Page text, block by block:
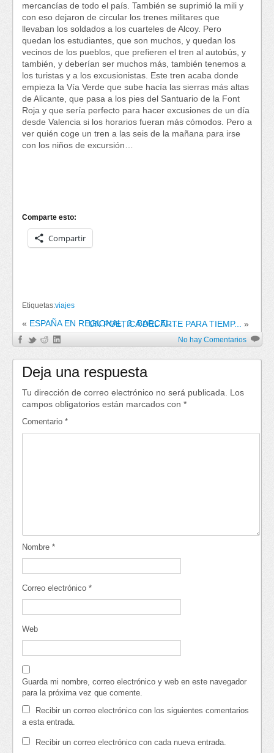
mercancías de todo el país. También se suprimió la mili y
con eso dejaron de circular los trenes militares que
llevaban los soldados a los cuarteles de Alcoy. Pero
quedan los estudiantes, que son muchos, y quedan los
vecinos de los pueblos, que prefieren el tren al autobús, y
también, y deberían ser muchos más, también tenemos a
los turistas y a los excusionistas. Este tren acaba donde
empieza la Vía Verde que sube hacía las sierras más altas
de Alicante, que pasa a los pies del Santuario de la Font
Roja y que sería perfecto para hacer excusiones de un día
desde Valencia si los horarios fueran más cómodos. Pero a
ver quién coge un tren a las seis de la mañana para irse
con los niños de excursión…
Comparte esto:
Compartir
Etiquetas:viajes
« ESPAÑA EN REGIONAL, 3. BARCEL...
UN POETICA DEL ARTE PARA TIEMP... »
No hay Comentarios
Deja una respuesta
Tu dirección de correo electrónico no será publicada.
Los
campos obligatorios están marcados con *
Comentario *
Nombre *
Correo electrónico *
Web
Guarda mi nombre, correo electrónico y web en este navegador
para la próxima vez que comente.
Recibir un correo electrónico con los siguientes comentarios
a esta entrada.
Recibir un correo electrónico con cada nueva entrada.